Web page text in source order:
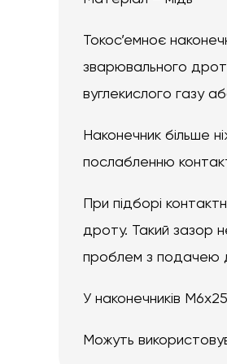
Токос’емноє
зварювального
вуглекислого газу
Наконечник більше
послабленню
При підборі
дроту. Такий зазор
проблем з подачею
У наконечників
Можуть